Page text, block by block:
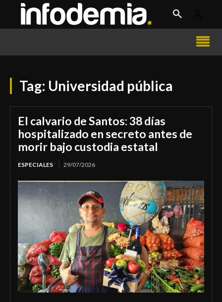
Tag: Universidad pública
El calvario de Santos: 38 días
hospitalizado en secreto antes de
morir bajo custodia estatal
ESPECIALES 29/07/2026